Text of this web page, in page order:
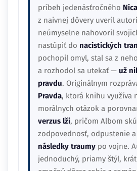
príbeh jedenásťročného
z naivnej dôvery uveril
neúmyselne nahovoril
nastúpiť do nacistických
pochopil omyl, stal sa z neho
a rozhodol sa utekať — už
pravdu. Originálnym
Pravda, ktorá knihu využíva
morálnych otázok a
verzus lži, pričom Albom
zodpovednosť, odpustenie a
následky traumy po vojne.
jednoduchý, priamy štýl,